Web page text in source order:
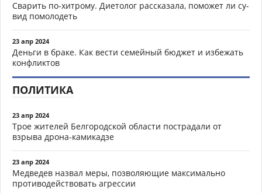
Сварить по-хитрому. Диетолог рассказала, поможет ли су-
вид помолодеть
23 апр 2024
Деньги в браке. Как вести семейный бюджет и избежать
конфликтов
ПОЛИТИКА
23 апр 2024
Трое жителей Белгородской области пострадали от
взрыва дрона-камикадзе
23 апр 2024
Медведев назвал меры, позволяющие максимально
противодействовать агрессии